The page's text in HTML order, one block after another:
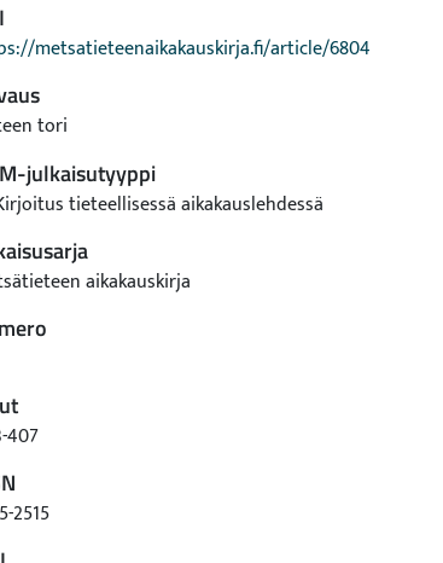
metsatieteenaikakauskirja.fi/article/6804
tori
julkaisutyyppi
tieteellisessä aikakauslehdessä
aikakauskirja
407
2515